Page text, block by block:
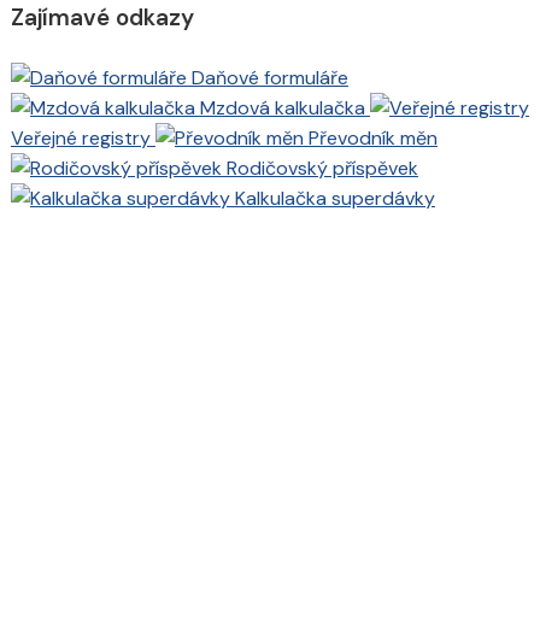
Zajímavé odkazy
Daňové formuláře
Mzdová kalkulačka
Veřejné registry
Převodník měn
Rodičovský příspěvek
Kalkulačka superdávky